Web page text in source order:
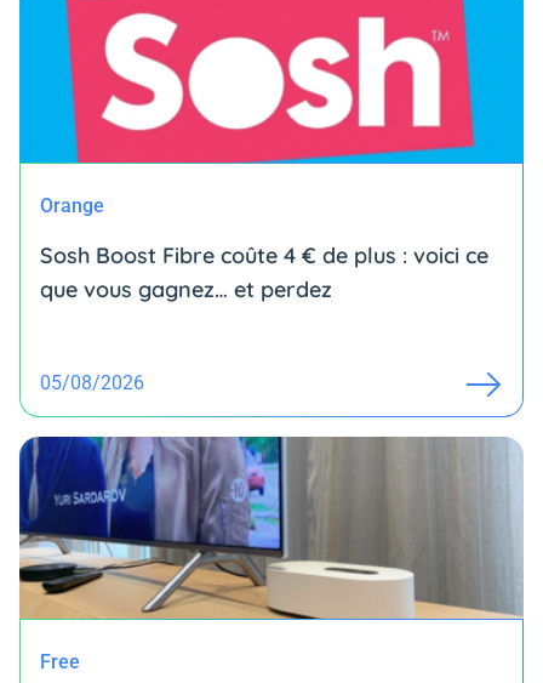
Orange
Sosh Boost Fibre coûte 4 € de plus : voici ce
que vous gagnez… et perdez
05/08/2026
Free